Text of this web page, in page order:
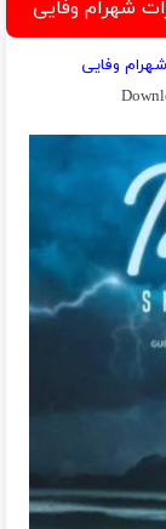
بفروشش
شهرام وفایی
وفایی